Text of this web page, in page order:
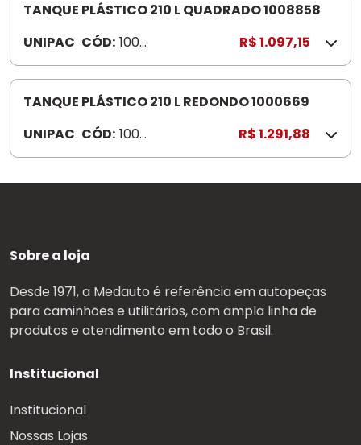
TANQUE PLÁSTICO 210 L QUADRADO 1008858
UNIPAC CÓD: 100
885
8
R$ 1.097,15
TANQUE PLÁSTICO 210 L REDONDO 1000669
UNIPAC CÓD: 100
066
R$ 1.291,88
Sobre a loja
Desde 1971, a Medauto é referência em autopeças
para caminhões e utilitários, com ampla linha de
produtos e atendimento em todo o Brasil.
Institucional
Institucional
Nossas Lojas